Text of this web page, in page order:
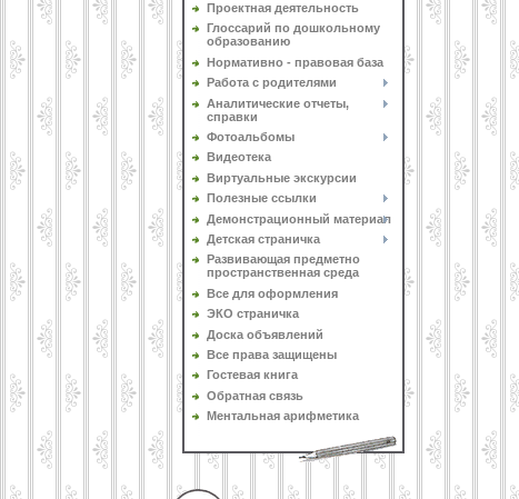
Проектная деятельность
Глоссарий по дошкольному
образованию
Нормативно - правовая база
Работа с родителями
Аналитические отчеты,
справки
Фотоальбомы
Видеотека
Виртуальные экскурсии
Полезные ссылки
Демонстрационный материал
Детская страничка
Развивающая предметно
пространственная среда
Все для оформления
ЭКО страничка
Доска объявлений
Все права защищены
Гостевая книга
Обратная связь
Ментальная арифметика